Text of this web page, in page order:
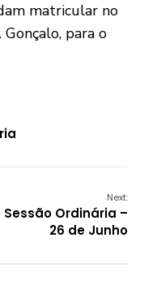
matricular no
para o
Next:
Ordinária –
26 de Junho